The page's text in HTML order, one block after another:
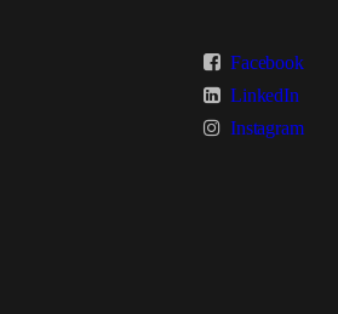
Facebook
LinkedIn
Instagram